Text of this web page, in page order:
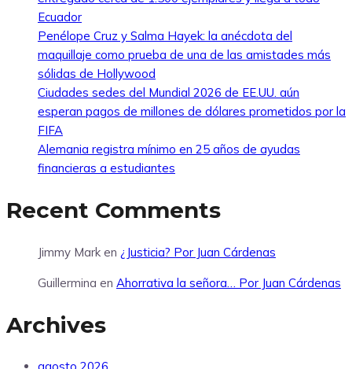
Ecuador
Penélope Cruz y Salma Hayek: la anécdota del
maquillaje como prueba de una de las amistades más
sólidas de Hollywood
Ciudades sedes del Mundial 2026 de EE.UU. aún
esperan pagos de millones de dólares prometidos por la
FIFA
Alemania registra mínimo en 25 años de ayudas
financieras a estudiantes
Recent Comments
Jimmy Mark en ¿Justicia? Por Juan Cárdenas
Guillermina en Ahorrativa la señora… Por Juan Cárdenas
Archives